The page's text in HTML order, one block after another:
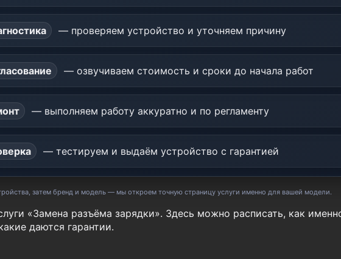
— проверяем устройство и уточняем причину
— озвучиваем стоимость и сроки до начала работ
— выполняем работу аккуратно и по регламенту
— тестируем и выдаём устройство с гарантией
затем бренд и модель — мы откроем точную страницу услуги именно для вашей модели.
«Замена разъёма зарядки». Здесь можно расписать, как
даются гарантии.